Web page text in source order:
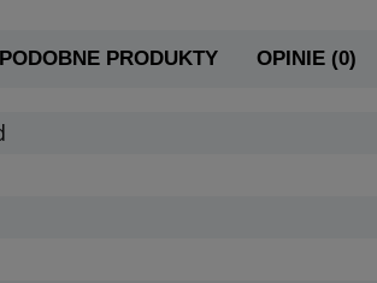
PODOBNE PRODUKTY OPINIE (0)